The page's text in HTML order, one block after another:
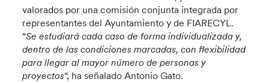
valorados por una comisión conjunta integrada por
representantes del Ayuntamiento y de FIARECYL.
“Se estudiará cada caso de forma individualizada y,
dentro de las condiciones marcadas, con flexibilidad
para llegar al mayor número de personas y
proyectos“, ha señalado Antonio Gato.